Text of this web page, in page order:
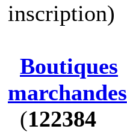
inscription)
Boutiques
marchandes
(122384